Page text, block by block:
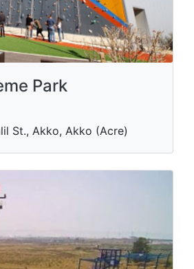
Park
St., Akko, Akko (Acre)